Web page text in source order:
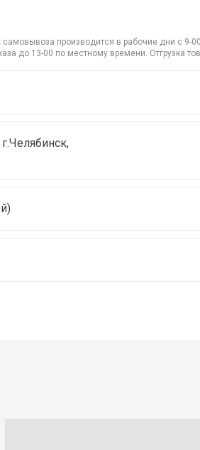
производится в рабочие дни с
до 13-00 по местному времени. Отгрузка